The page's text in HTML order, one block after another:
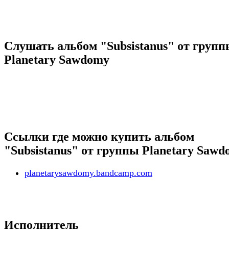
Слушать альбом "Subsistanus" от
Planetary Sawdomy
Ссылки где можно купить альбом
"Subsistanus" от группы Planetary
planetarysawdomy.bandcamp.com
Исполнитель